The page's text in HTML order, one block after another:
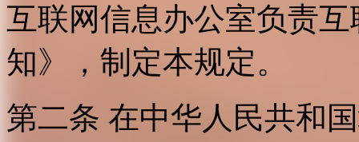
互联网信息办公室负责
知》，制定本规定。
第二条 在中华人民共和